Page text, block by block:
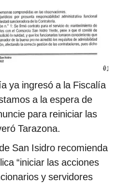
ya ingresó a la Fiscalía
a la espera de
para reiniciar las
Tarazona.
San Isidro recomienda
“iniciar las acciones
y servidores